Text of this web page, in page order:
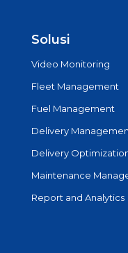
Solusi
Video Monitoring
Fleet Management
Fuel Management
Delivery
Delivery
Maintenance
Report and Analytics